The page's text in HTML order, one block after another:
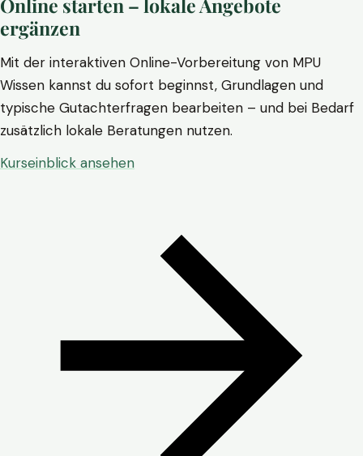
Online starten – lokale Angebote
ergänzen
Mit der interaktiven Online-Vorbereitung von MPU
Wissen kannst du sofort beginnst, Grundlagen und
typische Gutachterfragen bearbeiten – und bei Bedarf
zusätzlich lokale Beratungen nutzen.
Kurseinblick ansehen